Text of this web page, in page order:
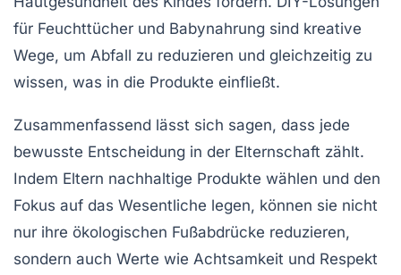
für Feuchttücher und Babynahrung sind kreative
Wege, um Abfall zu reduzieren und gleichzeitig zu
wissen, was in die Produkte einfließt.
Zusammenfassend lässt sich sagen, dass jede
bewusste Entscheidung in der Elternschaft zählt.
Indem Eltern nachhaltige Produkte wählen und den
Fokus auf das Wesentliche legen, können sie nicht
nur ihre ökologischen Fußabdrücke reduzieren,
sondern auch Werte wie Achtsamkeit und Respekt